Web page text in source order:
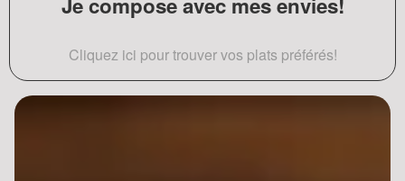
Cliquez ici pour trouver vos plats préférés!